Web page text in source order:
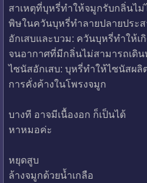
สาเหตุที่บุหรี่ทำให้จมูกรับกลิ่นไ
พิษในควันบุหรี่ทำลายปลายประ
อักเสบและบวม: ควันบุหรี่ทำให้เ
จนอากาศที่มีกลิ่นไม่สามารถเดิน
ไซนัสอักเสบ: บุหรี่ทำให้ไซนัสผลิ
การคั่งค้างในโพรงจมูก
บางที อาจมีเนื้องอก ก็เป็นได้
หาหมอค่ะ
หยุดสูบ
ล้างจมูกด้วยน้ำเกลือ